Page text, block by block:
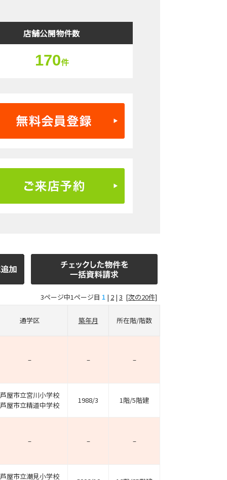
店舗公開物件数
170件
3ページ中1ページ目 1 | 2 | 3 [次の20件]
通学区 築年月 所在階/階数
– – –
芦屋市立宮川小学校
芦屋市立精道中学校
1988/3 1階/5階建
– – –
芦屋市立潮見小学校